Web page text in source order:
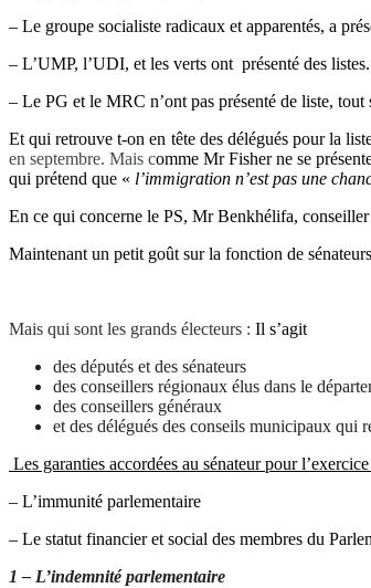
– Le groupe socialiste radicaux et apparentés, a
– L’UMP, l’UDI, et les verts ont présenté des listes.
– Le PG et le MRC n’ont pas présenté de liste,
Et qui retrouve t-on en tête des délégués pour la
en septembre. Mais comme Mr Fisher ne se
qui prétend que « l’immigration n’est pas une
En ce qui concerne le PS, Mr Benkhélifa,
Maintenant un petit goût sur la fonction de
Mais qui sont les grands électeurs : Il s’agit
des députés et des sénateurs
des conseillers régionaux élus dans le
des conseillers généraux
et des délégués des conseils municipaux qui
Les garanties accordées au sénateur pour
– L’immunité parlementaire
– Le statut financier et social des membres du
1 – L’indemnité parlementaire